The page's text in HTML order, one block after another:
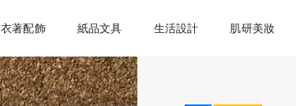
衣著配飾 紙品文具 生活設計 肌研美妝